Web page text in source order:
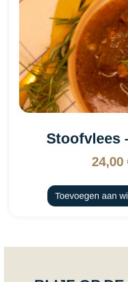
Stoofvlees
24,00
Toevoegen aan